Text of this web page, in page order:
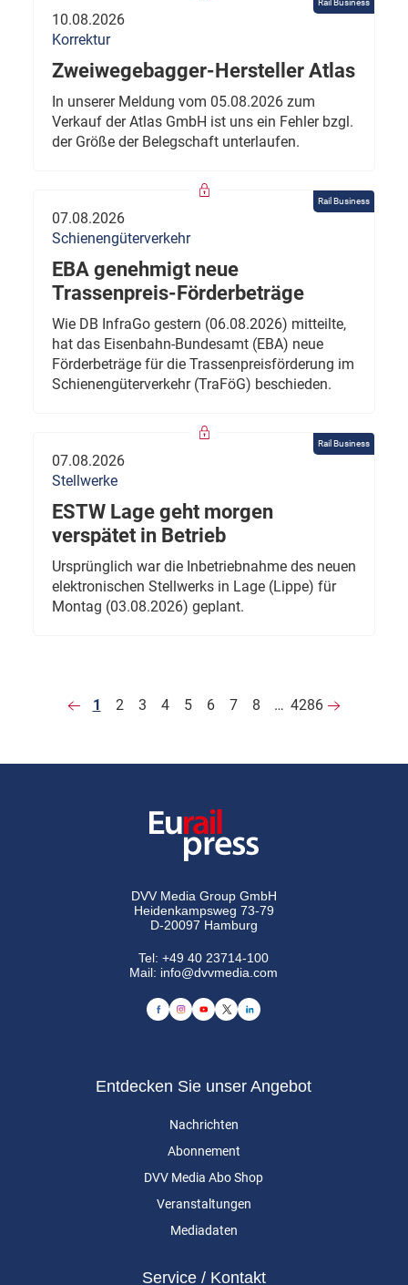
Rail Business
10.08.2026
Korrektur
Zweiwegebagger-Hersteller Atlas
In unserer Meldung vom 05.08.2026 zum
Verkauf der Atlas GmbH ist uns ein Fehler bzgl.
der Größe der Belegschaft unterlaufen.
Rail Business
07.08.2026
Schienengüterverkehr
EBA genehmigt neue
Trassenpreis-Förderbeträge
Wie DB InfraGo gestern (06.08.2026) mitteilte,
hat das Eisenbahn-Bundesamt (EBA) neue
Förderbeträge für die Trassenpreisförderung im
Schienengüterverkehr (TraFöG) beschieden.
Rail Business
07.08.2026
Stellwerke
ESTW Lage geht morgen
verspätet in Betrieb
Ursprünglich war die Inbetriebnahme des neuen
elektronischen Stellwerks in Lage (Lippe) für
Montag (03.08.2026) geplant.
1 2 3 4 5 6 7 8 … 4286
DVV Media Group GmbH
Heidenkampsweg 73-79
D-20097 Hamburg
Tel:+49 40 23714-100
Mail: info@dvvmedia.com
Entdecken Sie unser Angebot
Nachrichten
Abonnement
DVV Media Abo Shop
Veranstaltungen
Mediadaten
Service / Kontakt